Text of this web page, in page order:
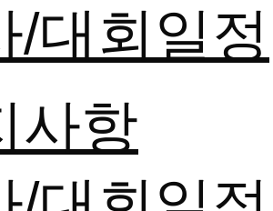
/대회일정
사항